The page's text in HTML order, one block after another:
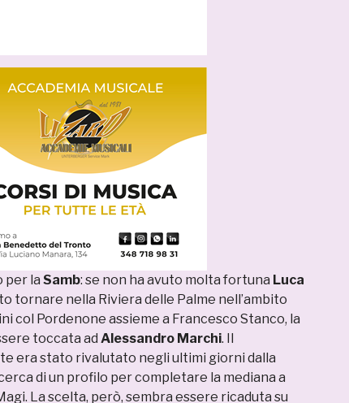
per la Samb: se non ha avuto molta fortuna Luca
tornare nella Riviera delle Palme nell’ambito
col Pordenone assieme a Francesco Stanco, la
toccata ad Alessandro Marchi. Il
era stato rivalutato negli ultimi giorni dalla
di un profilo per completare la mediana a
La scelta, però, sembra essere ricaduta su